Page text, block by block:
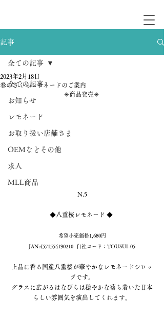
記事
全ての記事
お知らせ
レモネード
お取り扱い店舗さま
OEMなどその他
求人
MLL商品
全ての記事
春のさくらレモネードのご案内
2023年2月18日
✳︎商品発売✳︎
N.5
◆八重桜レモネード ◆
希望小売価格1,680円
JAN:4571554190210  自社コード：TOUSUI-05
上品に香る国産八重桜が華やかなレモネードシロッ
プです。
グラスに広がるはなびらは穏やかな落ち着いた日本
らしい雰囲気を演出してくれます。